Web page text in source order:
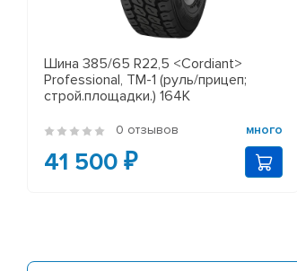
Шина 385/65 R22,5 <Cordiant>
Professional, TM-1 (руль/прицеп;
строй.площадки.) 164K
0 отзывов много
41 500 ₽